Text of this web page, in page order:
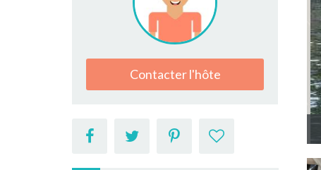
Contacter l'hôte